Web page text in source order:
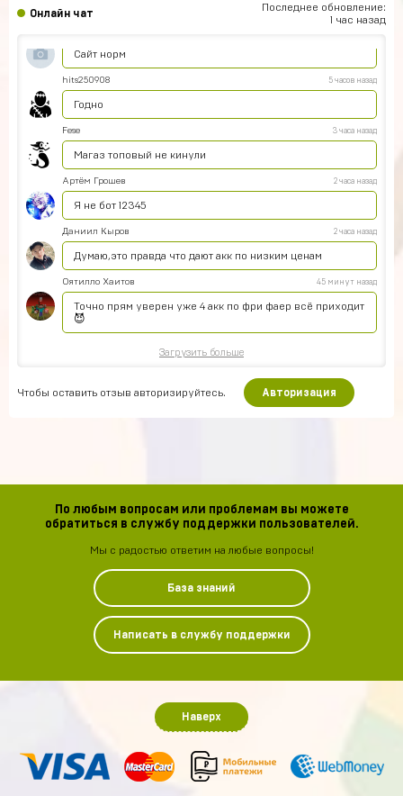
Онлайн чат
Последнее обновление:
1 час назад
Сайт норм
hits250908 5 часов назад
Годно
Fese 3 часа назад
Магаз топовый не кинули
Артём Грошев 2 часа назад
Я не бот 12345
Даниил Кыров 2 часа назад
Думаю,это правда что дают акк по низким ценам
Оятилло Хаитов 45 минут назад
Точно прям уверен уже 4 акк по фри фаер всё приходит
😈
Загрузить больше
Чтобы оставить отзыв авторизируйтесь. Авторизация
По любым вопросам или проблемам вы можете
обратиться в службу поддержки пользователей.
Мы с радостью ответим на любые вопросы!
База знаний
Написать в службу поддержки
Наверх